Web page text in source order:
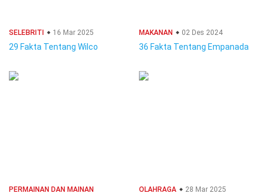
SELEBRITI 16 Mar 2025
29 Fakta Tentang Wilco
MAKANAN 02 Des 2024
36 Fakta Tentang Empanada
PERMAINAN DAN MAINAN
OLAHRAGA 28 Mar 2025